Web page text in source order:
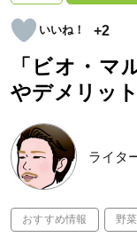
+2
「ビオ・マ
やデメリッ
ライタ
おすすめ情報 野